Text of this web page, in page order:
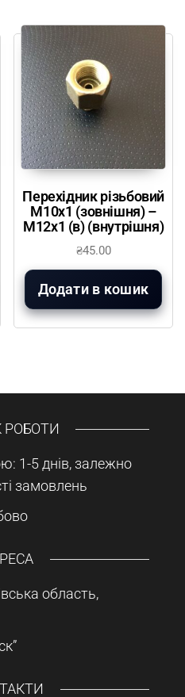
Перехідник різьбовий
М10х1 (зовнішня) –
М12х1 (в) (внутрішня)
₴45.00
Додати в кошик
РОБОТИ
1-5 днів, залежно
замовлень
область,